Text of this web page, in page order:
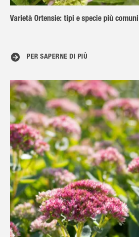
Varietà Ortensie: tipi e specie più comuni
PER SAPERNE DI PIÙ